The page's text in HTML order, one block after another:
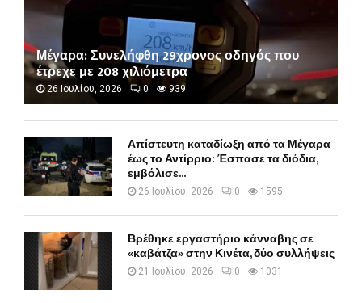
Μέγαρα: Συνελήφθη 29χρονος οδηγός που
έτρεχε με 208 χιλιόμετρα
26 Ιουλίου, 2026 0 939
Απίστευτη καταδίωξη από τα Μέγαρα
έως το Αντίρριο: Έσπασε τα διόδια,
εμβόλισε...
26 Ιουλίου, 2026 0 1595
Βρέθηκε εργαστήριο κάνναβης σε
«καβάτζα» στην Κινέτα, δύο συλλήψεις
21 Ιουλίου, 2026 0 1031